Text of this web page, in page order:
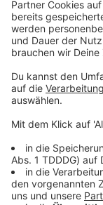
Verarbeitendes
Google Ireland
Google Building
Ireland
Details anzeigen